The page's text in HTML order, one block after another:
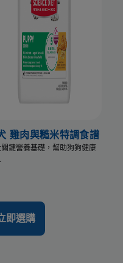
雞肉與糙米特調食譜
關鍵營養基礎，幫助狗狗健康
即選購